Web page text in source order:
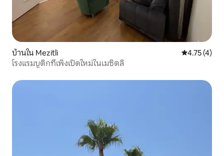
บ้านใน Mezitli คะแนนเฉลี่ย
4.75 (4)
โรงแรมบูติกที่เพิ่งเปิดใหม่ในเมซิตลิ